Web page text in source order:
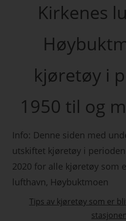
Kirkenes
kjøretøy i
1950 til og
Info: Denne siden med
utskiftet kjøretøy i
2020 for alle kjøretøy som
lufthavn, Høybuktmoen
Tips av kjøretøy som er
stasjonen